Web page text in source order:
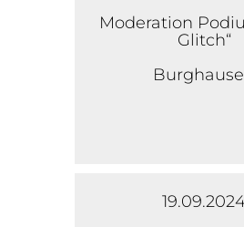
Moderation
Glitch“